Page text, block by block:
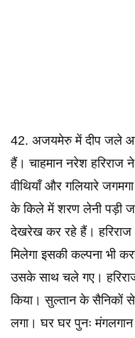
42. अजयमेरु में दीप जले
हैं। चाहमान नरेश हरिराज
वीथियाँ और गलियारे
के किले में शरण लेनी पड़ी
देखरेख कर रहे हैं।
मिलेगा इसकी कल्पना भी
उसके साथ चले गए।
किया। सुल्तान के सैनिकों
लगा। घर घर पुनः